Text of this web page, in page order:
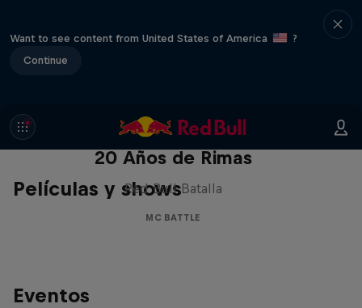
Want to see content from United States of America
?
Continue
Películas y shows
Red Bull Batalla Nueva Historia:
20 Años de Rimas
Red Bull Batalla
MC BATTLE
Eventos